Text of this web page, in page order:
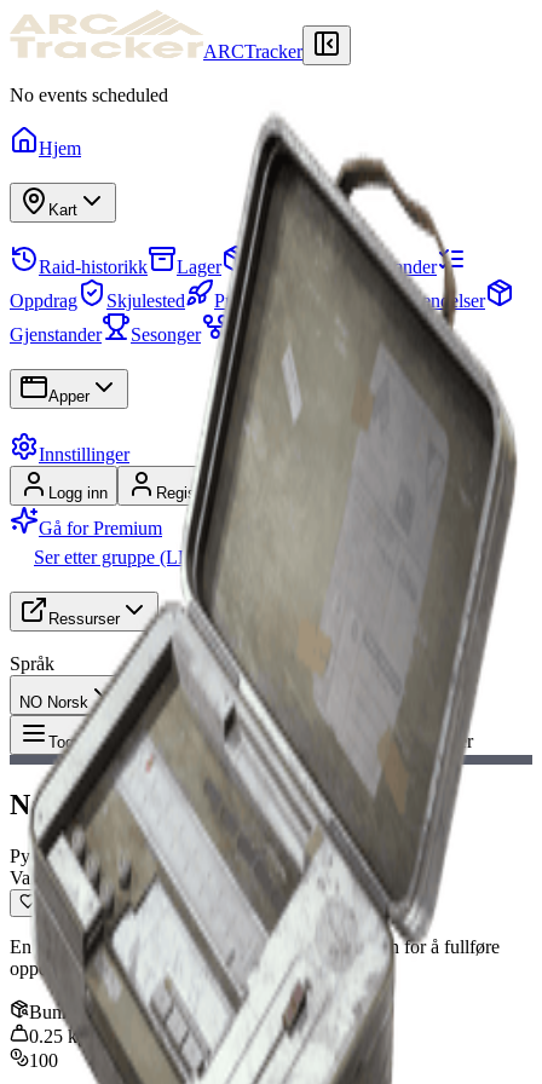
ARCTracker
No events scheduled
Hjem
Kart
Raid-historikk Lager
Nødvendige gjenstander
Oppdrag
Skjulested Prosjekter
Karthendelser
Gjenstander
Sesonger Ferdighetstre
Apper
Innstillinger
Logg inn Registrer deg
Gå for Premium
Ser etter gruppe (LFG)
Ressurser
Språk
NO Norsk
Toggle Menu Gjenstand Næringsstoffmåler
Næringsstoffmåler
Pyntegjenstand
Vanlig
En oppdragsgjenstand som må leveres til Tian Wen for å fullføre
oppdraget Uventet initiativ.
Bunke :1
0.25 kg
100